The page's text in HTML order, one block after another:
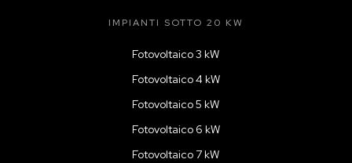
IMPIANTI SOTTO 20 KW
Fotovoltaico 3 kW
Fotovoltaico 4 kW
Fotovoltaico 5 kW
Fotovoltaico 6 kW
Fotovoltaico 7 kW